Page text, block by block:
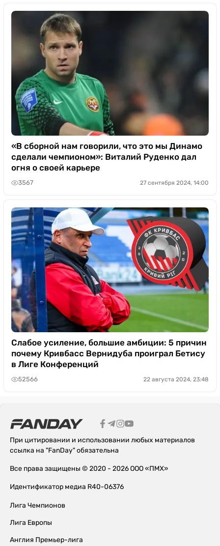
«В сборной нам говорили, что это мы Динамо
сделали чемпионом»: Виталий Руденко дал
огня о своей карьере
3567 27 сентября 2024, 14:00
Слабое усиление, большие амбиции: 5 причин
почему Кривбасс Вернидуба проиграл Бетису
в Лиге Конференций
52566 22 августа 2024, 23:48
При цитировании и использовании любых материалов
ссылка на "FanDay" обязательна
Все права защищены © 2020 - 2026 ООО «ПМХ»
Идентификатор медиа R40-06376
Лига Чемпионов
Лига Европы
Англия Премьер-лига